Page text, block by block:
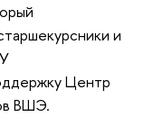
и
Центр
ВШЭ.